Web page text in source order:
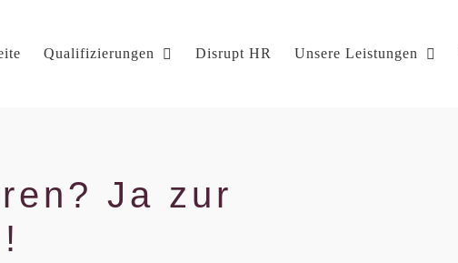
Qualifizierungen Disrupt HR Unsere Leistungen
Ja zur